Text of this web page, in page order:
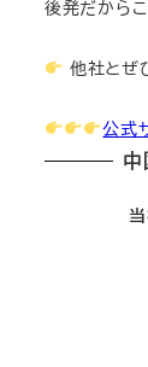
後発だからこ
他社とぜ
公式